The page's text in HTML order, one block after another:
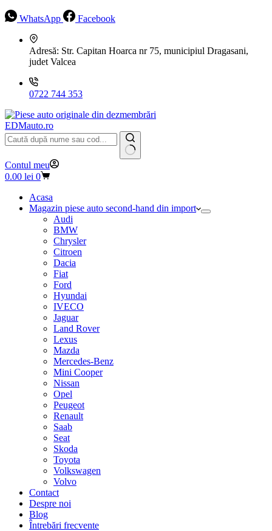
WhatsApp Facebook
Adresă: Str. Capitan Hoarca nr 75, municipiul Dragasani,
judet Valcea
0722 744 353
EDMauto.ro
Niciun
rezultat
Contul meu
Coș
cumpărături
0.00 lei 0
Acasa
Magazin piese auto second-hand din import
Audi
BMW
Chrysler
Citroen
Dacia
Fiat
Ford
Hyundai
IVECO
Jaguar
Land Rover
Lexus
Mazda
Mercedes-Benz
Mini Cooper
Nissan
Opel
Peugeot
Renault
Saab
Seat
Skoda
Toyota
Volkswagen
Volvo
Contact
Despre noi
Blog
Întrebări frecvente